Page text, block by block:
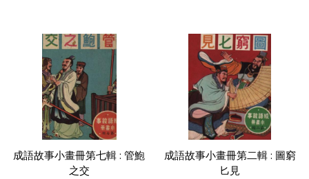
成語故事小畫冊第七輯 : 管鮑
之交
成語故事小畫冊第二輯 : 圖窮
匕見